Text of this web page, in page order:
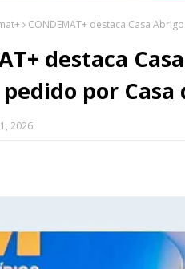
CONDEMAT+ destaca Casa
destaca
por
2026